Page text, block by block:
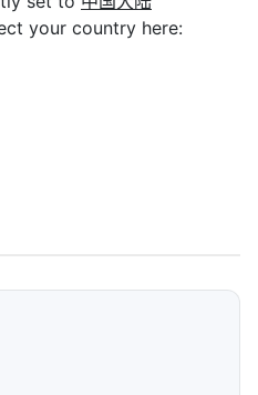
your country here: